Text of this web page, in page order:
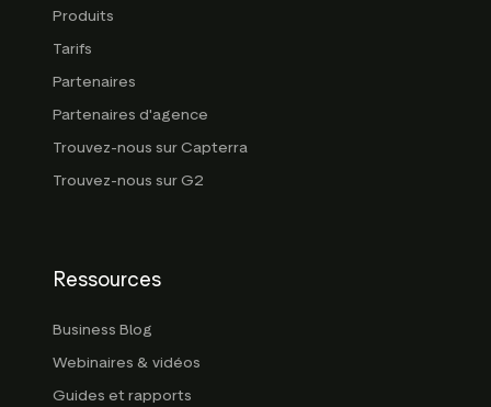
Produits
Tarifs
Partenaires
Partenaires d'agence
Trouvez-nous sur Capterra
Trouvez-nous sur G2
Ressources
Business Blog
Webinaires & vidéos
Guides et rapports